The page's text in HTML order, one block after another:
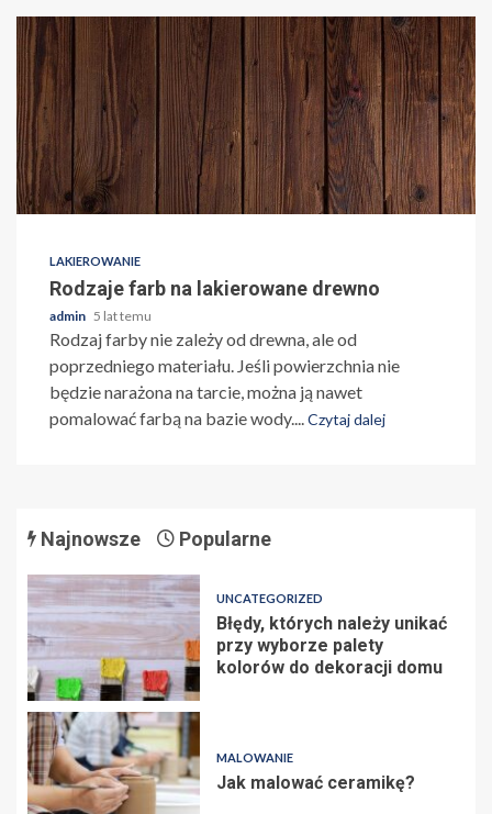
LAKIEROWANIE
Rodzaje farb na lakierowane drewno
admin 5 lat temu
Rodzaj farby nie zależy od drewna, ale od
poprzedniego materiału. Jeśli powierzchnia nie
będzie narażona na tarcie, można ją nawet
pomalować farbą na bazie wody.... Czytaj dalej
Najnowsze Popularne
UNCATEGORIZED
Błędy, których należy unikać
przy wyborze palety
kolorów do dekoracji domu
MALOWANIE
Jak malować ceramikę?